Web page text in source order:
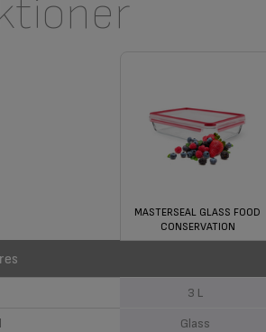
MASTERSEAL GLASS FOOD
CONSERVATION
3 L
Glass